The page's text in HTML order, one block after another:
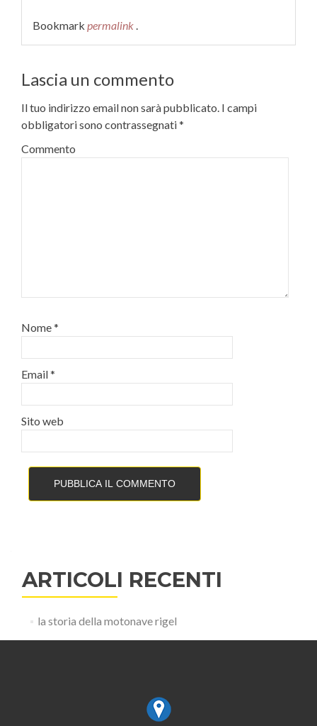
Bookmark permalink .
Lascia un commento
Il tuo indirizzo email non sarà pubblicato. I campi
obbligatori sono contrassegnati*
Commento
Nome*
Email*
Sito web
ARTICOLI RECENTI
la storia della motonave rigel